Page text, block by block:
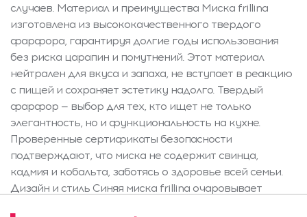
случаев. Материал и преимущества Миска frillina
изготовлена из высококачественного твердого
фарфора, гарантируя долгие годы использования
без риска царапин и помутнений. Этот материал
нейтрален для вкуса и запаха, не вступает в реакцию
с пищей и сохраняет эстетику надолго. Твердый
фарфор — выбор для тех, кто ищет не только
элегантность, но и функциональность на кухне.
Проверенные сертификаты безопасности
подтверждают, что миска не содержит свинца,
кадмия и кобальта, заботясь о здоровье всей семьи.
Дизайн и стиль Синяя миска frillina очаровывает